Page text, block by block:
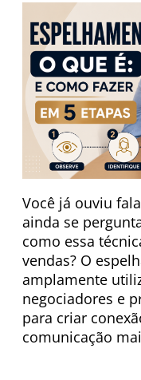
Você já ouviu
ainda se
como essa
vendas? O
amplamente
negociadores e
para criar
comunicação